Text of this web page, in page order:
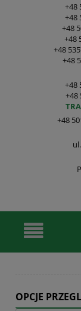
+48
+48
+48
+48
+48
+48
+48
+48
+48
OPCJE